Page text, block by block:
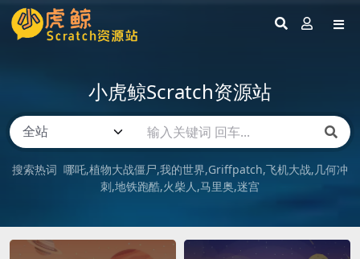
小虎鲸Scratch资源站
搜索热词 哪吒 植物大战僵尸 我的世界 Griffpatch 飞机大战 几何冲
刺 地铁跑酷 火柴人 马里奥 迷宫